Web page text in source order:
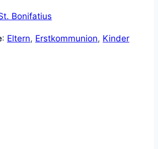
Bonifatius
: Eltern, Erstkommunion, Kinder